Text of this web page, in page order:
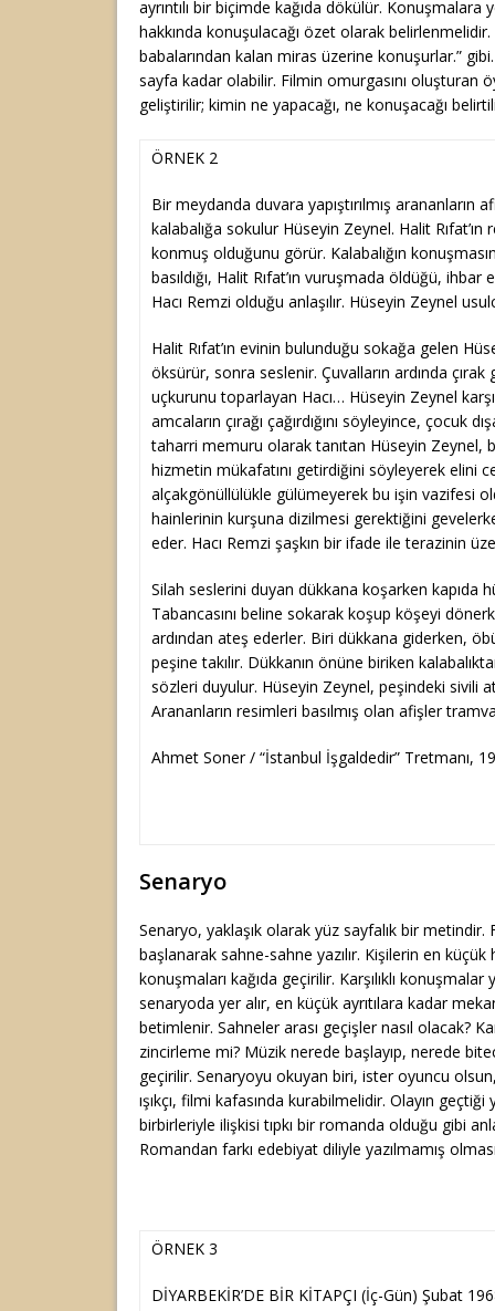
ayrıntılı bir biçimde kağıda dökülür. Konuşmalara
hakkında konuşulacağı özet olarak
babalarından kalan miras üzerine konuşurlar.”
sayfa kadar olabilir. Filmin omurgasını oluşturan
geliştirilir; kimin ne yapacağı, ne konuşacağı
ÖRNEK 2
Bir meydanda duvara yapıştırılmış arananların
kalabalığa sokulur Hüseyin Zeynel. Halit
konmuş olduğunu görür. Kalabalığın
basıldığı, Halit Rıfat’ın vuruşmada öldüğü, ihbar
Hacı Remzi olduğu anlaşılır. Hüseyin Zeynel
Halit Rıfat’ın evinin bulunduğu sokağa gelen
öksürür, sonra seslenir. Çuvalların ardında çırak
uçkurunu toparlayan Hacı… Hüseyin Zeynel
amcaların çırağı çağırdığını söyleyince, çocuk
taharri memuru olarak tanıtan Hüseyin Zeynel,
hizmetin mükafatını getirdiğini söyleyerek elini
alçakgönüllülükle gülümeyerek bu işin vazifesi
hainlerinin kurşuna dizilmesi gerektiğini
eder. Hacı Remzi şaşkın bir ifade ile terazinin
Silah seslerini duyan dükkana koşarken kapıda
Tabancasını beline sokarak koşup köşeyi
ardından ateş ederler. Biri dükkana giderken,
peşine takılır. Dükkanın önüne biriken
sözleri duyulur. Hüseyin Zeynel, peşindeki sivili
Arananların resimleri basılmış olan afişler
Ahmet Soner / “İstanbul İşgaldedir” Tretmanı,
Senaryo
Senaryo, yaklaşık olarak yüz sayfalık bir
başlanarak sahne-sahne yazılır. Kişilerin en küçük
konuşmaları kağıda geçirilir. Karşılıklı
senaryoda yer alır, en küçük ayrıtılara kadar
betimlenir. Sahneler arası geçişler nasıl olacak?
zincirleme mi? Müzik nerede başlayıp, nerede
geçirilir. Senaryoyu okuyan biri, ister oyuncu
ışıkçı, filmi kafasında kurabilmelidir. Olayın
birbirleriyle ilişkisi tıpkı bir romanda olduğu gibi
Romandan farkı edebiyat diliyle yazılmamış
ÖRNEK 3
DİYARBEKİR’DE BİR KİTAPÇI (İç-Gün) Şubat